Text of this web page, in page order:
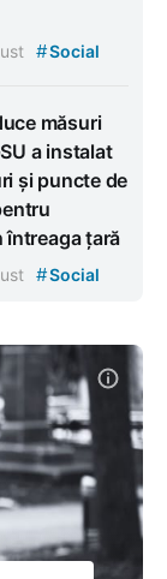
#Social
măsuri
a instalat
și puncte de
întreaga țară
#Social